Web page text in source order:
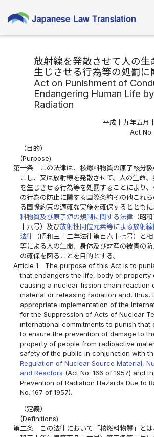
放射線を発散させて人の生
生じさせる行為等の処罰に
Act on Punishment of
Endangering Human Life
Radiation
平成十九年五月
Act
（目的）
(Purpose)
第一条
この法律は、核燃料物質の原子核分
こし、又は放射線を発散させて、人の生命
を生じさせる行為等を処罰することにより
の行為の防止に関する国際条約その他これ
る国際約束の適確な実施を確保するとともに
料物質及び原子炉の規制に関する法律 （昭
十六号）及び放射性同位元素等による放射
法律 （昭和三十二年法律第百六十七号）と
等による人の生命、身体及び財産の被害の
の確保を図ることを目的とする。
Article 1
The purpose of this Act is to
that endangers the life, body or property
causing a nuclear fission chain reaction
material or releasing radiation and, thus,
appropriate implementation of the
for the Suppression of Acts of Nuclear
international commitments to punish that
to ensure the prevention of damage to
property of people from radioactive
safety of the public in conjunction with
Regulation of Nuclear Source Material,
and Reactors (Act No. 166 of 1957) and
Prevention of Radiation Hazards Due to
No. 167 of 1957).
（定義）
(Definitions)
第二条
この法律において「核燃料物質」とは